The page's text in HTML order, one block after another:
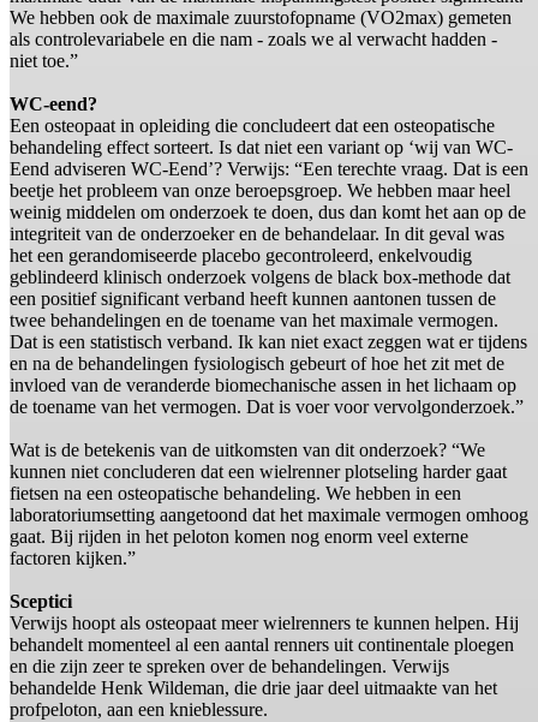
We hebben ook de maximale zuurstofopname (VO2max) gemeten
als controlevariabele en die nam - zoals we al verwacht hadden -
niet toe.”
WC-eend?
Een osteopaat in opleiding die concludeert dat een osteopatische
behandeling effect sorteert. Is dat niet een variant op ‘wij van WC-
Eend adviseren WC-Eend’? Verwijs: “Een terechte vraag. Dat is een
beetje het probleem van onze beroepsgroep. We hebben maar heel
weinig middelen om onderzoek te doen, dus dan komt het aan op de
integriteit van de onderzoeker en de behandelaar. In dit geval was
het een gerandomiseerde placebo gecontroleerd, enkelvoudig
geblindeerd klinisch onderzoek volgens de black box-methode dat
een positief significant verband heeft kunnen aantonen tussen de
twee behandelingen en de toename van het maximale vermogen.
Dat is een statistisch verband. Ik kan niet exact zeggen wat er tijdens
en na de behandelingen fysiologisch gebeurt of hoe het zit met de
invloed van de veranderde biomechanische assen in het lichaam op
de toename van het vermogen. Dat is voer voor vervolgonderzoek.”
Wat is de betekenis van de uitkomsten van dit onderzoek? “We
kunnen niet concluderen dat een wielrenner plotseling harder gaat
fietsen na een osteopatische behandeling. We hebben in een
laboratoriumsetting aangetoond dat het maximale vermogen omhoog
gaat. Bij rijden in het peloton komen nog enorm veel externe
factoren kijken.”
Sceptici
Verwijs hoopt als osteopaat meer wielrenners te kunnen helpen. Hij
behandelt momenteel al een aantal renners uit continentale ploegen
en die zijn zeer te spreken over de behandelingen. Verwijs
behandelde Henk Wildeman, die drie jaar deel uitmaakte van het
profpeloton, aan een knieblessure.